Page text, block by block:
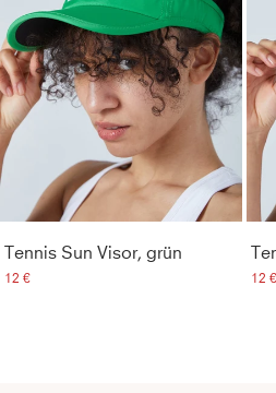
Tennis Sun Visor, grün
12 € 12 €